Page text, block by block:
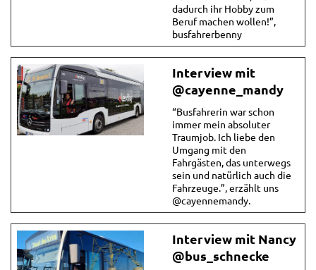
dadurch ihr Hobby zum
Beruf machen wollen!”,
busfahrerbenny
Interview mit
@cayenne_mandy
“Busfahrerin war schon
immer mein absoluter
Traumjob. Ich liebe den
Umgang mit den
Fahrgästen, das unterwegs
sein und natürlich auch die
Fahrzeuge.”, erzählt uns
@cayennemandy.
Interview mit Nancy
@bus_schnecke